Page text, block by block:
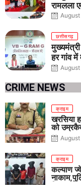
रामलला
छत्तीसगढ़
हर गांव
शौचालय
CRIME NEWS
क्राइम
खरसिया
को
क्राइम
कल्याण